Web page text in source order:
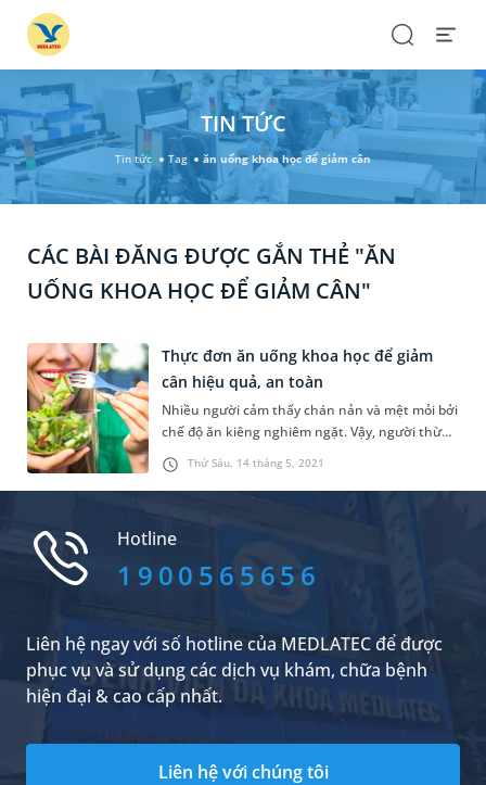
SearchOpen
TIN TỨC
Tin tức Tag ăn uống khoa học để giảm cân
CÁC BÀI ĐĂNG ĐƯỢC GẮN THẺ "ĂN
UỐNG KHOA HỌC ĐỂ GIẢM CÂN"
Thứ Sáu, 14 tháng 5, 2021
Thực đơn ăn uống khoa học để giảm
cân hiệu quả, an toàn
Nhiều người cảm thấy chán nản và mệt mỏi bởi
chế độ ăn kiêng nghiêm ngặt. Vậy, người thừa
cân, béo phì nên ăn uống như thế nào để có
một thân hình lý tưởng nhưng vẫn khỏe
mạnh? Thông qua bài viết dưới đây, chúng tôi
khoa học để giảm cân, sao cho đạt được...
Hotline
1900565656
Liên hệ ngay với số hotline của MEDLATEC để được
phục vụ và sử dụng các dịch vụ khám, chữa bệnh
hiện đại & cao cấp nhất.
Liên hệ với chúng tôi